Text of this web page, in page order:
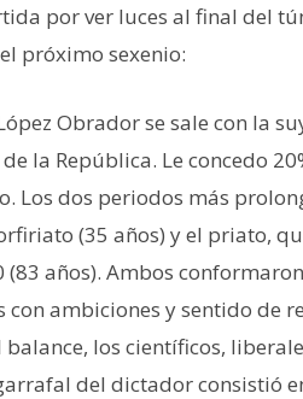
por ver luces al final del
próximo sexenio:
Obrador se sale con la
la República. Le concedo
Los dos periodos más
(35 años) y el priato,
(83 años). Ambos
con ambiciones y sentido de
los científicos,
del dictador consistió